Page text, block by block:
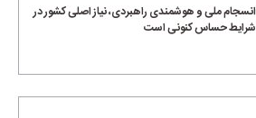
انسجام ملی و هوشمندی راهبردی، نیاز اصلی کشور در
شرایط حساس کنونی است